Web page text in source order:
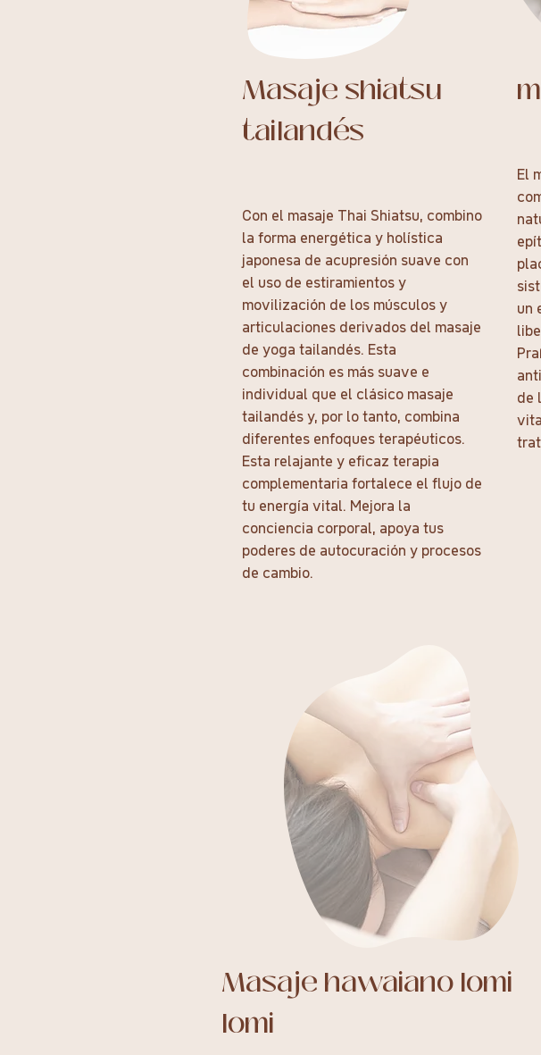
Masaje shiatsu
tailandés
Con el masaje Thai Shiatsu, combino
la forma energética y holística
japonesa de acupresión suave con
el uso de estiramientos y
movilización de los músculos y
articulaciones derivados del masaje
de yoga tailandés. Esta
combinación es más suave e
individual que el clásico masaje
tailandés y, por lo tanto, combina
diferentes enfoques terapéuticos.
Esta relajante y eficaz terapia
complementaria fortalece el flujo de
tu energía vital. Mejora la
conciencia corporal, apoya tus
poderes de autocuración y procesos
de cambio.
El
un
de
Masaje hawaiano lomi
lomi